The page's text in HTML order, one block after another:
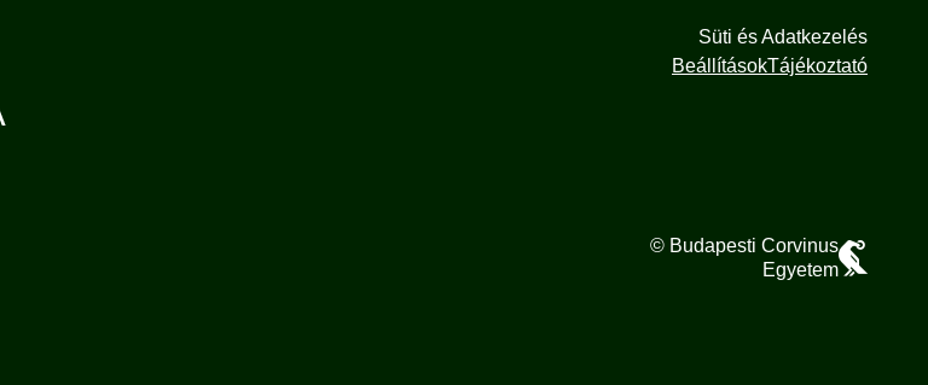
Süti és Adatkezelés
BeállításokTájékoztató
© Budapesti Corvinus
Egyetem